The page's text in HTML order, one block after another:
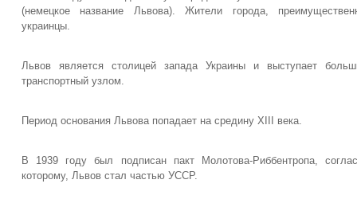
(немецкое название Львова). Жители города,
украинцы.
Львов является столицей запада Украины и выступает
транспортный узлом.
Период основания Львова попадает на средину XIII века.
В 1939 году был подписан пакт Молотова-Риббентропа,
которому, Львов стал частью УССР.